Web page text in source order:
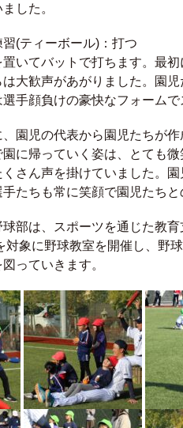
した。
(ティーボール)：打つ
いてバットで打ちます。最
大歓声があがりました。園
手顔負けの豪快なフォーム
園児の代表から園児たちが
に帰っていく姿は、とても微
さん声を掛けていました。
たちも常に笑顔で園児たち
部は、スポーツを通じた教
対象に野球教室を開催し、野
っていきます。